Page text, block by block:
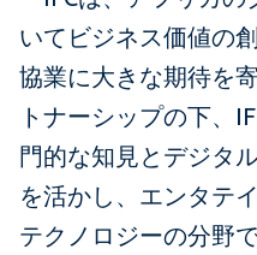
いてビジネス価値の
協業に大きな期待を
トナーシップの下、
門的な知見とデジタ
を活かし、エンタテ
テクノロジーの分野